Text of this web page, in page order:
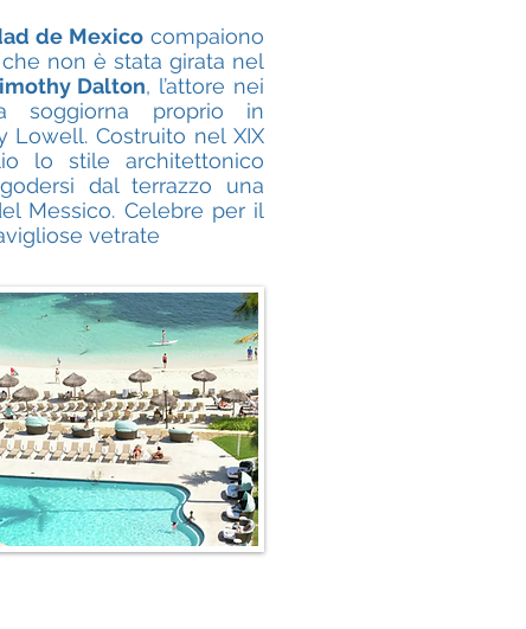
de Mexico compaiono
non è stata girata nel
Dalton, l’attore nei
soggiorna proprio in
Lowell. Costruito nel XIX
lo stile architettonico
dal terrazzo una
Messico. Celebre per il
vetrate